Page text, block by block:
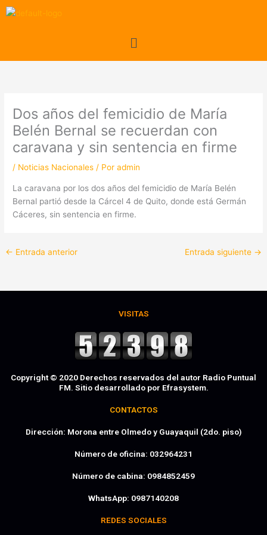
Menú
Dos años del femicidio de María
Belén Bernal se recuerdan con
caravana y sin sentencia en firme
/ Noticias Nacionales / Poradmin
La caravana por los dos años del femicidio de María Belén
Bernal partió desde la Cárcel 4 de Quito, donde está Germán
Cáceres, sin sentencia en firme.
← Entrada anterior Entrada siguiente →
VISITAS
Copyright © 2020 Derechos reservados del autor Radio Puntual
FM. Sitio desarrollado por Efrasystem.​
CONTACTOS
Dirección: Morona entre Olmedo y Guayaquil (2do. piso)
Número de oficina: 032964231
Número de cabina: 0984852459
WhatsApp: 0987140208
REDES SOCIALES